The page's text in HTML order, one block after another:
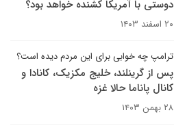
دوستی با آمریکا کشنده خواهد بود؟
۲۰ اسفند ۱۴۰۳
ترامپ چه خوابی برای این مردم دیده است؟
پس از گرینلند، خلیج مکزیک، کانادا و
کانال پاناما حالا غزه
۲۸ بهمن ۱۴۰۳